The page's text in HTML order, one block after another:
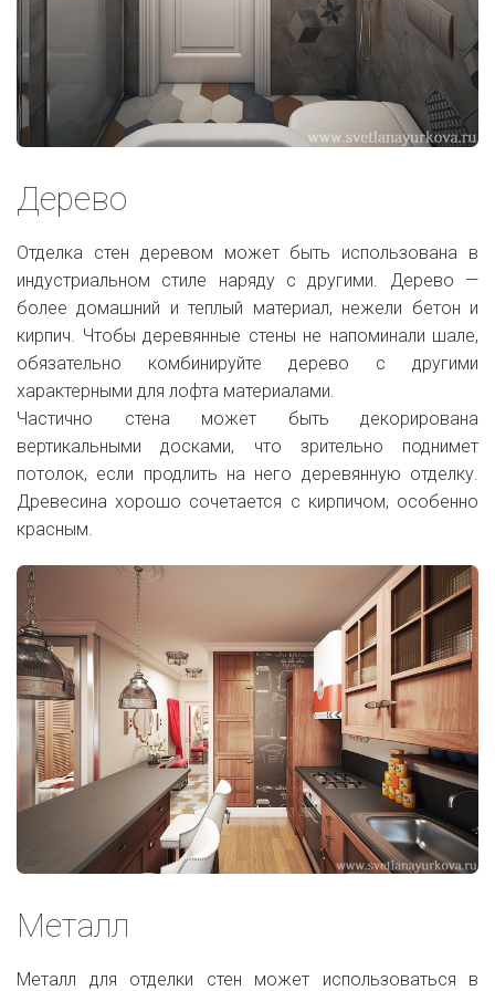
Дерево
Отделка стен деревом может быть использована в
индустриальном стиле наряду с другими. Дерево —
более домашний и теплый материал, нежели бетон и
кирпич. Чтобы деревянные стены не напоминали шале,
обязательно комбинируйте дерево с другими
характерными для лофта материалами.
Частично стена может быть декорирована
вертикальными досками, что зрительно поднимет
потолок, если продлить на него деревянную отделку.
Древесина хорошо сочетается с кирпичом, особенно
красным.
Металл
Металл для отделки стен может использоваться в